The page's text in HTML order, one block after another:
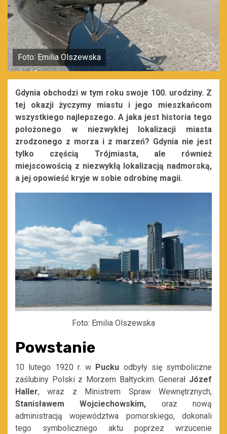
Foto: Emilia Olszewska
Gdynia obchodzi w tym roku swoje 100. urodziny. Z
tej okazji życzymy miastu i jego mieszkańcom
wszystkiego najlepszego. A jaka jest historia tego
położonego w niezwykłej lokalizacji miasta
zrodzonego z morza i z marzeń? Gdynia nie jest
tylko częścią Trójmiasta, ale również
miejscowością z niezwykłą lokalizacją nadmorską,
a jej opowieść kryje w sobie odrobinę magii.
Foto: Emilia Olszewska
Powstanie
10 lutego 1920 r. w Pucku odbyły się symboliczne
zaślubiny Polski z Morzem Bałtyckim. Generał Józef
Haller, wraz z Ministrem Spraw Wewnętrznych,
Stanisławem Wojciechowskim, oraz nową
administracją województwa pomorskiego, dokonali
tego symbolicznego aktu poprzez wrzucenie